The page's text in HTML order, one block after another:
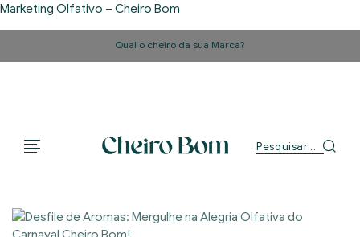
Marketing Olfativo – Cheiro Bom
Qual o cheiro da sua Marca?